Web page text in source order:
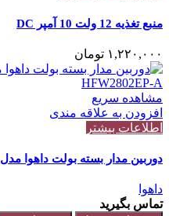
منبع تغذیه 12 ولت 10 آمپر DC
۱,۲۲۰,۰۰۰ تومان
مشاهده سریع
افزودن به علاقه مندی
اطلاعات بیشتر
دوربین مدار بسته بولت داهوا مدل Dahua DH-HAC-HFW2802EP-A
داهوا
تماس بگیرید